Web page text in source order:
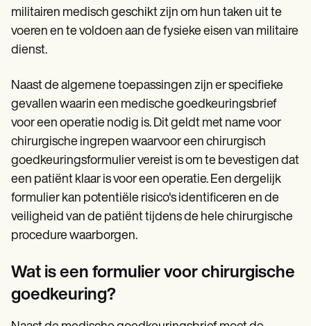
militairen medisch geschikt zijn om hun taken uit te
voeren en te voldoen aan de fysieke eisen van militaire
dienst.
Naast de algemene toepassingen zijn er specifieke
gevallen waarin een medische goedkeuringsbrief
voor een operatie nodig is. Dit geldt met name voor
chirurgische ingrepen waarvoor een chirurgisch
goedkeuringsformulier vereist is om te bevestigen dat
een patiënt klaar is voor een operatie. Een dergelijk
formulier kan potentiële risico's identificeren en de
veiligheid van de patiënt tijdens de hele chirurgische
procedure waarborgen.
Wat is een formulier voor chirurgische
goedkeuring?